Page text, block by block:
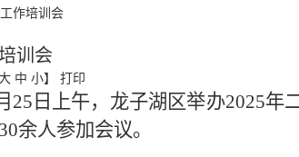
作培训会
训会
中 小】 打印
25 日 上午， 龙子湖区举办2025年
30余人参加会议。